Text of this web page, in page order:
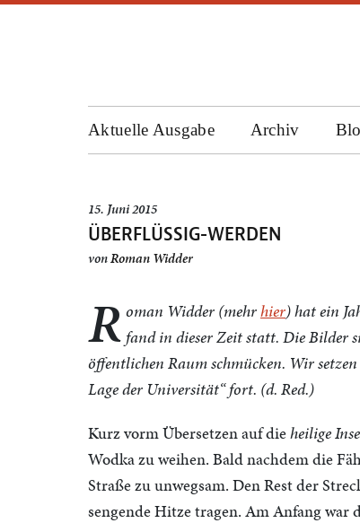
Aktuelle Ausgabe Archiv
15. Juni 2015
ÜBERFLÜSSIG-WERDEN
vonRoman Widder
R oman Widder (mehrhier) hat ein
fand in dieser Zeit statt. Die Bilder
öffentlichen Raum schmücken. Wir
Lage der Universität“ fort. (d. Red.)
Kurz vorm Übersetzen auf dieheilige
Wodka zu weihen. Bald nachdem die
Straße zu unwegsam. Den Rest der
sengende Hitze tragen. Am Anfang war